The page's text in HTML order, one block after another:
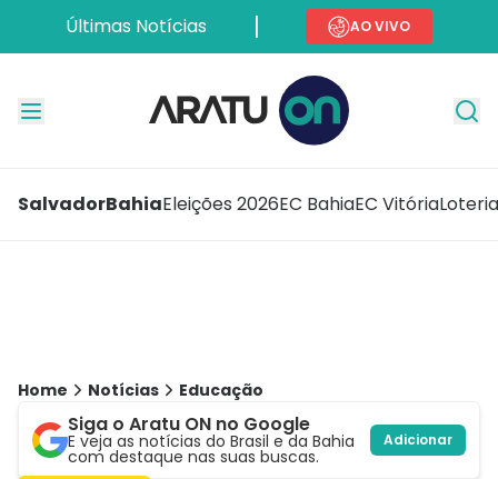
Últimas Notícias AO VIVO
SalvadorBahiaEleições 2026EC BahiaEC Vitória
Home Notícias Educação
Siga o Aratu ON no Google
E veja as notícias do Brasil e da Bahia
com destaque nas suas buscas.
Adicionar